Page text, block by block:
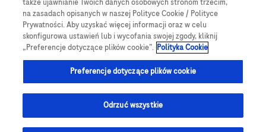
Jak powiązać czujnik
CGMAccu-Chek
SmartGuide z aplikacją
mySugr
także ujawnianie Twoich danych osobowych stronom trzecim,
na zasadach opisanych w naszej Polityce Cookie / Polityce
Prywatności. Aby uzyskać więcej informacji oraz w celu
skonfigurowa ustawień lub i wycofania swojej zgody, kliknij
„Preferencje dotyczące plików cookie”. Polityka Cookie
Preferencje dotyczące plików cookie
Odrzuć wszystkie